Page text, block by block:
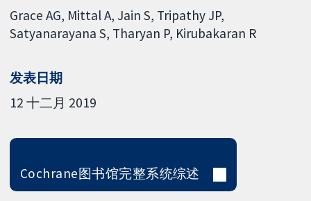
Grace AG Mittal A Jain S Tripathy JP
Satyanarayana S Tharyan P Kirubakaran R
发表日期
12 十二月 2019
Cochrane图书馆完整系统综述